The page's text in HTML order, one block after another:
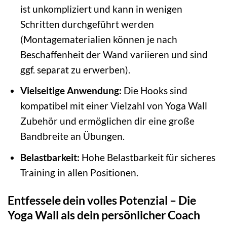
ist unkompliziert und kann in wenigen
Schritten durchgeführt werden
(Montagematerialien können je nach
Beschaffenheit der Wand variieren und sind
ggf. separat zu erwerben).
Vielseitige Anwendung: Die Hooks sind
kompatibel mit einer Vielzahl von Yoga Wall
Zubehör und ermöglichen dir eine große
Bandbreite an Übungen.
Belastbarkeit: Hohe Belastbarkeit für sicheres
Training in allen Positionen.
Entfessele dein volles Potenzial – Die
Yoga Wall als dein persönlicher Coach